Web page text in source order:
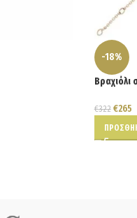
-18%
€322 €265